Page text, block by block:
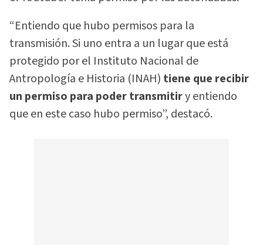
“Entiendo que hubo permisos para la
transmisión. Si uno entra a un lugar que está
protegido por el Instituto Nacional de
Antropología e Historia (INAH) tiene que recibir
un permiso para poder transmitiry entiendo
que en este caso hubo permiso”, destacó.